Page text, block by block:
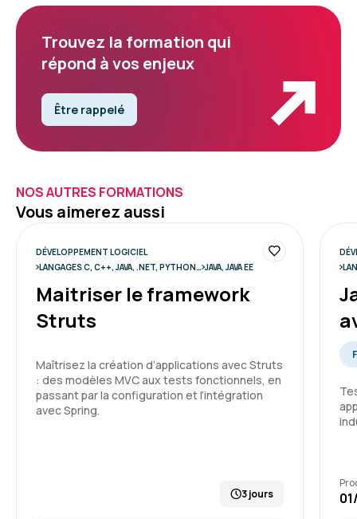
Trouvez la formation qui
répond à vos enjeux
Être rappelé
NOS AUTRES FORMATIONS
Vous aimerez aussi
DÉVELOPPEMENT LOGICIEL
LANGAGES C, C++, JAVA, .NET, PYTHON… JAVA, JAVA EE
Maitriser le framework
Struts
Maîtrisez la création d’applications avec Struts
: des modèles MVC aux tests fonctionnels, en
passant par la configuration et l’intégration
avec Spring.
3 jours